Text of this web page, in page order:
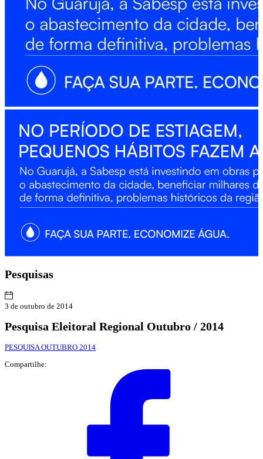
Pesquisas
3 de outubro de 2014
Pesquisa Eleitoral Regional Outubro / 2014
PESQUISA OUTUBRO 2014
Compartilhe: